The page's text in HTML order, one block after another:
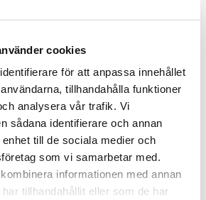
cookies
för att anpassa innehållet
tillhandahålla funktioner
analysera vår trafik. Vi
sådana identifierare och annan
till de sociala medier och
som vi samarbetar med.
informationen med annan
tillhandahållit eller som de har
Sukrin marzipan bar 38g
Sukrin
Pris:24,99 kr
24,99 kr
Lägg i varukorgen